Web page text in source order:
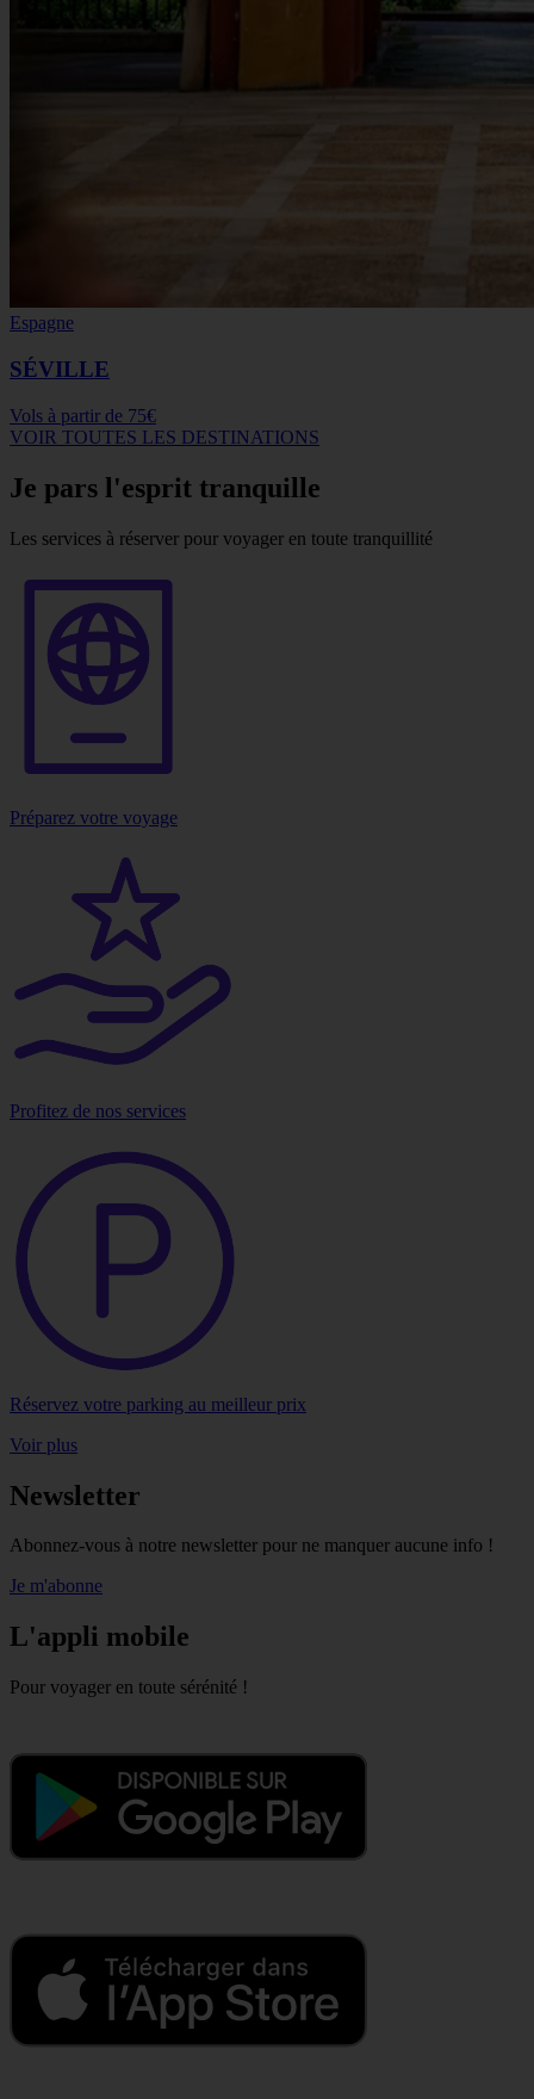
Espagne
SÉVILLE
Vols à partir de 75€
VOIR TOUTES LES DESTINATIONS
Je pars l'esprit tranquille
Les services à réserver pour voyager en toute tranquillité
Préparez votre voyage
Profitez de nos services
Réservez votre parking au meilleur prix
Voir plus
Newsletter
Abonnez-vous à notre newsletter pour ne manquer aucune info !
Je m'abonne
L'appli mobile
Pour voyager en toute sérénité !